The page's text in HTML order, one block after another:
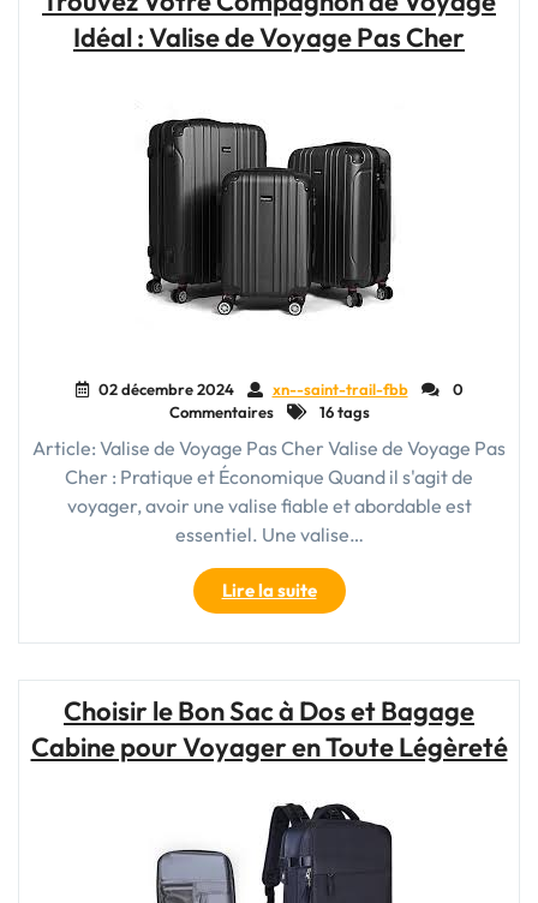
45x36x20
:
Léger
et
Pratique"
Idéal : Valise de Voyage Pas Cher
02 décembre 2024 xn--saint-trail-fbb
0
Commentaires
16 tags
Article: Valise de Voyage Pas Cher Valise de Voyage Pas
Cher : Pratique et Économique Quand il s'agit de
voyager, avoir une valise fiable et abordable est
essentiel. Une valise…
Lire la suite"Trouvez
Votre
Compagnon
Idéal
:
de
Voyage
Cher"
Choisir le Bon Sac à Dos et Bagage
Cabine pour Voyager en Toute Légèreté